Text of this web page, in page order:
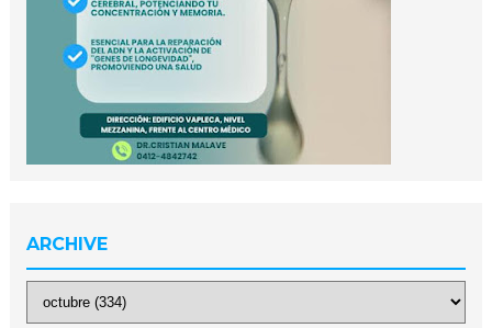
ARCHIVE